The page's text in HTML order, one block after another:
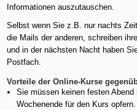
Informationen auszutauschen.
Selbst wenn Sie z.B. nur nachts
die Mails der anderen, schreiben
und in der nächsten Nacht haben
Postfach.
Vorteile der Online-Kurse
Sie müssen keinen festen
Wochenende für den Kurs opfern.